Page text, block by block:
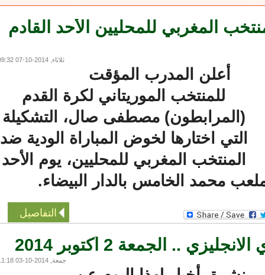
المغربي للمحليين الأحد القادم
ثلاثاء, 2014-10-07 09:32
أعلن المدرب المؤقت
للمنتخب الموريتاني لكرة القدم
(المرابطون) مصطفى صال، التشكيلة
التي اختارها لخوض المباراة الودية ضد
المنتخب المغربي للمحليين، يوم الأحد
محمد الخامس بالدار البيضاء.
التفاصيل
.. الجمعة 2 أكتوبر 2014
جمعة, 2014-10-03 11:18